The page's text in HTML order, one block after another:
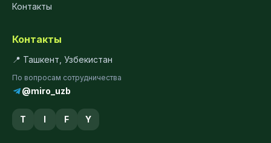
Контакты
Контакты
📍 Ташкент, Узбекистан
По вопросам сотрудничества
@miro_uzb
T I F Y